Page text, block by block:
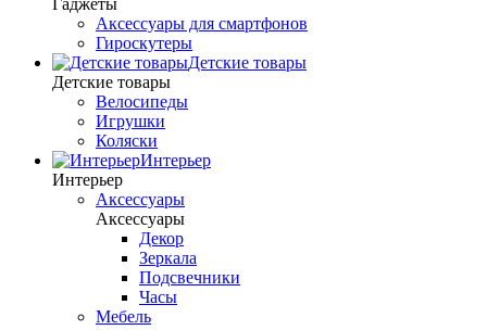
Гаджеты
Аксессуары для смартфонов
Гироскутеры
Детские товары
Детские товары
Велосипеды
Игрушки
Коляски
Интерьер
Интерьер
Аксессуары
Аксессуары
Декор
Зеркала
Подсвечники
Часы
Мебель